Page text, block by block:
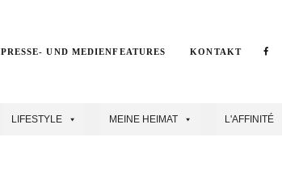
PRESSE- UND MEDIENFEATURES KONTAKT
LIFESTYLE MEINE HEIMAT L'AFFINITÉ